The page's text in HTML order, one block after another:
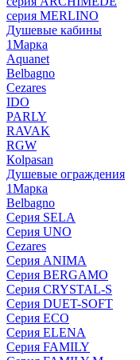
серия MERLINO
Душевые кабины
1Марка
Aquanet
Belbagno
Cezares
IDO
PARLY
RAVAK
RGW
Кolpasan
Душевые ограждения
1Марка
Belbagno
Серия SELA
Серия UNO
Cezares
Серия ANIMA
Серия BERGAMO
Серия CRYSTAL-S
Серия DUET-SOFT
Серия ECO
Серия ELENA
Серия FAMILY